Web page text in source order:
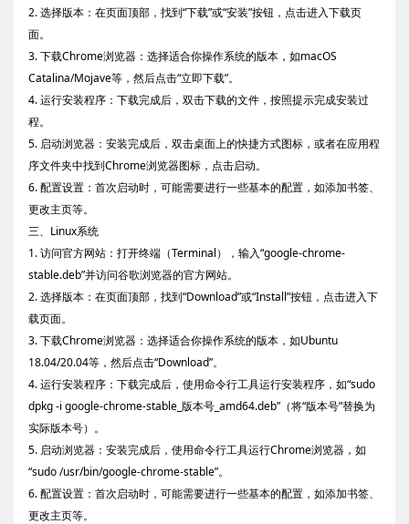
2. 选择版本：在页面顶部，找到“下载”或“安装”按钮，点击进入下载页
面。
3. 下载Chrome浏览器：选择适合你操作系统的版本，如macOS
Catalina/Mojave等，然后点击“立即下载”。
4. 运行安装程序：下载完成后，双击下载的文件，按照提示完成安装过
程。
5. 启动浏览器：安装完成后，双击桌面上的快捷方式图标，或者在应用程
序文件夹中找到Chrome浏览器图标，点击启动。
6. 配置设置：首次启动时，可能需要进行一些基本的配置，如添加书签、
更改主页等。
三、Linux系统
1. 访问官方网站：打开终端（Terminal），输入“google-chrome-
stable.deb”并访问谷歌浏览器的官方网站。
2. 选择版本：在页面顶部，找到“Download”或“Install”按钮，点击进入下
载页面。
3. 下载Chrome浏览器：选择适合你操作系统的版本，如Ubuntu
18.04/20.04等，然后点击“Download”。
4. 运行安装程序：下载完成后，使用命令行工具运行安装程序，如“sudo
dpkg -i google-chrome-stable_版本号_amd64.deb”（将“版本号”替换为
实际版本号）。
5. 启动浏览器：安装完成后，使用命令行工具运行Chrome浏览器，如
“sudo /usr/bin/google-chrome-stable”。
6. 配置设置：首次启动时，可能需要进行一些基本的配置，如添加书签、
更改主页等。